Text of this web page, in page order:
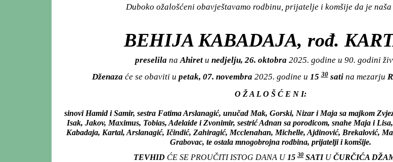
Duboko ožalošćeni obavještavamo rodbinu, prijatelje i komšije da je
BEHIJA KABADAJA, rođ.
preselila naAhiretu nedjelju, 26. oktobra 2025. godine u 90. godini
Dženaza će se obaviti u petak, 07. novembra 2025. godine u 1530satina mezarju
O Ž A L O Š Ć E N I:
sinovi Hamid i Samir, sestra Fatima Arslanagić, unučad Mak, Gorski, Nizar i Maja sa majkom
Isak, Jakov, Maximus, Tobias, Adelaide i Zvonimir, sestrić Adnan sa porodicom, snahe Maja i
Kabadaja, Kartal, Arslanagić, Ičindić, Zahiragić, Mcclenahan, Michelle, Ajdinović, Brekalović,
Grabovac, te ostala mnogobrojna rodbina, prijatelji i komšije.
TEVHID ĆE SE PROUČITI ISTOG DANA U 15 30 SATIUČURČIĆA